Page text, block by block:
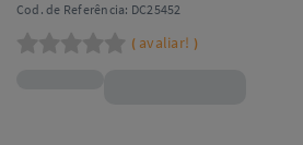
Cod. de Referência: DC25452
( avaliar! )